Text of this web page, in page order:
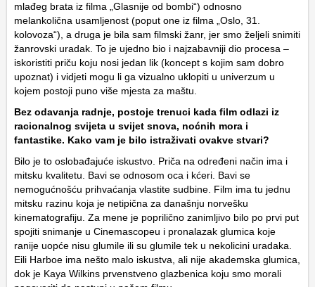
mlađeg brata iz filma „Glasnije od bombi“) odnosno
melankolična usamljenost (poput one iz filma „Oslo, 31.
kolovoza“), a druga je bila sam filmski žanr, jer smo željeli snimiti
žanrovski uradak. To je ujedno bio i najzabavniji dio procesa –
iskoristiti priču koju nosi jedan lik (koncept s kojim sam dobro
upoznat) i vidjeti mogu li ga vizualno uklopiti u univerzum u
kojem postoji puno više mjesta za maštu.
Bez odavanja radnje, postoje trenuci kada film odlazi iz
racionalnog svijeta u svijet snova, noćnih mora i
fantastike. Kako vam je bilo istraživati ovakve stvari?
Bilo je to oslobađajuće iskustvo. Priča na određeni način ima i
mitsku kvalitetu. Bavi se odnosom oca i kćeri. Bavi se
nemogućnošću prihvaćanja vlastite sudbine. Film ima tu jednu
mitsku razinu koja je netipična za današnju norvešku
kinematografiju. Za mene je poprilično zanimljivo bilo po prvi put
spojiti snimanje u Cinemascopeu i pronalazak glumica koje
ranije uopće nisu glumile ili su glumile tek u nekolicini uradaka.
Eili Harboe ima nešto malo iskustva, ali nije akademska glumica,
dok je Kaya Wilkins prvenstveno glazbenica koju smo morali